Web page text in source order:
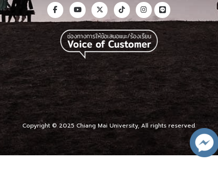
Copyright © 2025 Chiang Mai University, All rights reserved.